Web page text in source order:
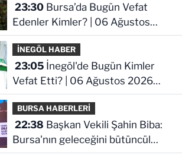
23:30Bursa’da Bugün Vefat
Edenler Kimler? | 06 Ağustos
2026 Perşembe
İNEGÖL HABER
23:05İnegöl'de Bugün Kimler
Vefat Etti? | 06 Ağustos 2026
Perşembe
BURSA HABERLERİ
22:38
Bursa'nın geleceğini bütüncül